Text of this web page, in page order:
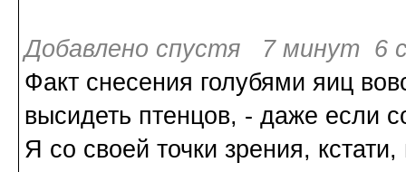
Добавлено спустя 7 минут 6
Факт снесения голубями яиц
высидеть птенцов, - даже если
Я со своей точки зрения,